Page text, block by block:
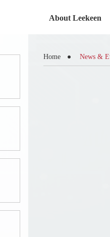
About Leekeen
Home News &